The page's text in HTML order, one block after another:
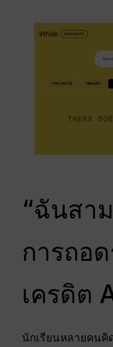
“ฉันสา
การถอ
เครดิต
นักเรียนหลายคนคิ